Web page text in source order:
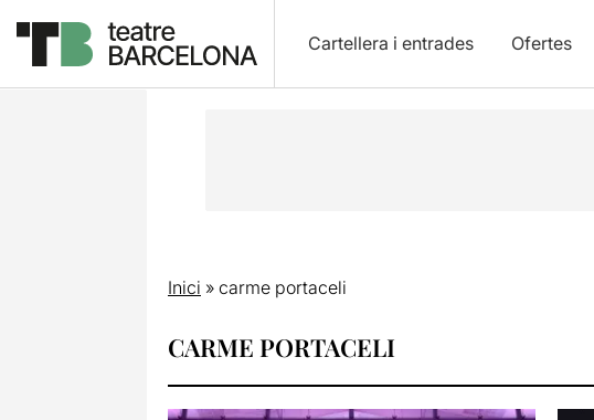
Cartellera i entrades Ofertes
Inici » carme portaceli
CARME PORTACELI